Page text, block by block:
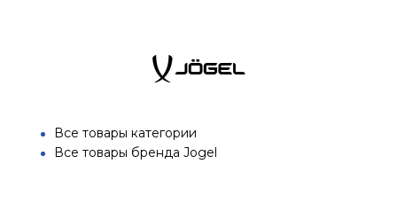
Все товары категории
Все товары бренда Jogel